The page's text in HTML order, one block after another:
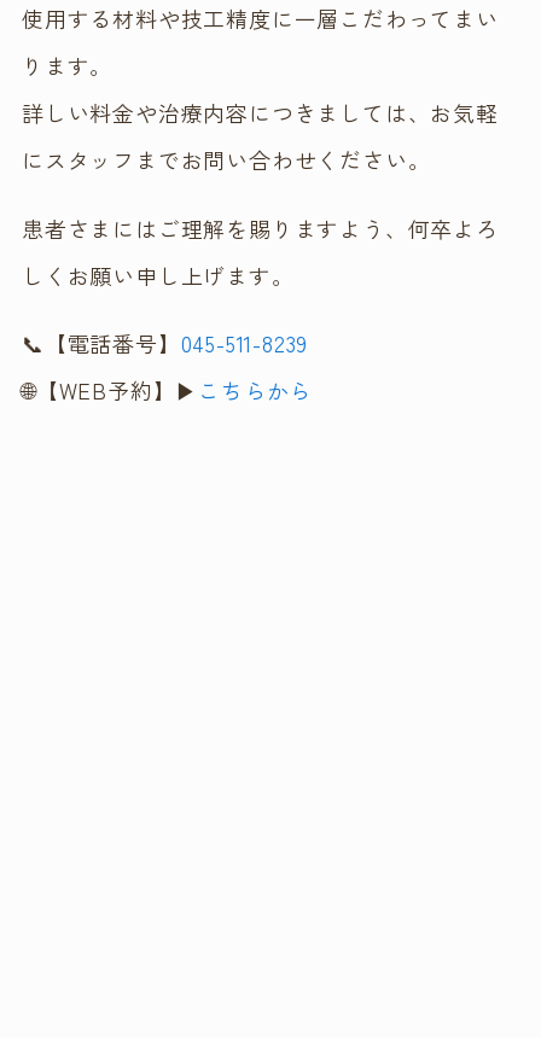
使用する材料や技工精度に一層こだわってまい
ります。
詳しい料金や治療内容につきましては、お気軽
にスタッフまでお問い合わせください。
患者さまにはご理解を賜りますよう、何卒よろ
しくお願い申し上げます。
📞【電話番号】 045-511-8239
🌐【WEB予約】▶ こちらから